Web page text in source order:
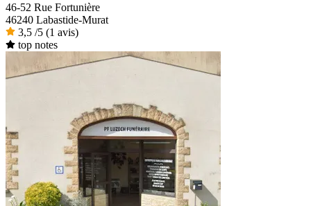
46-52 Rue Fortunière
46240 Labastide-Murat
3,5 /5 (1 avis)
top notes